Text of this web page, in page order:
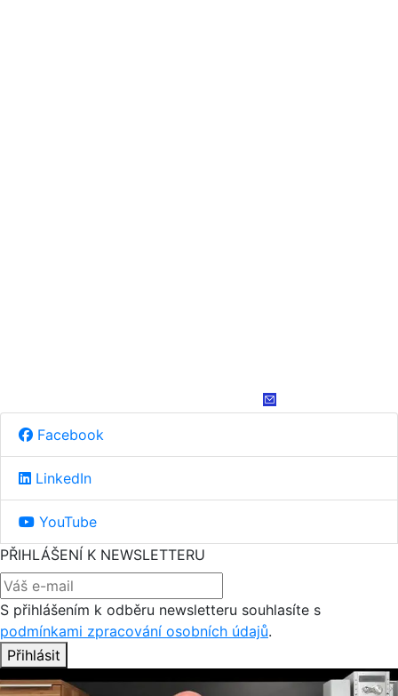
Facebook
LinkedIn
YouTube
PŘIHLÁŠENÍ K NEWSLETTERU
S přihlášením k odběru newsletteru souhlasíte s
podmínkami zpracování osobních údajů.
Přihlásit